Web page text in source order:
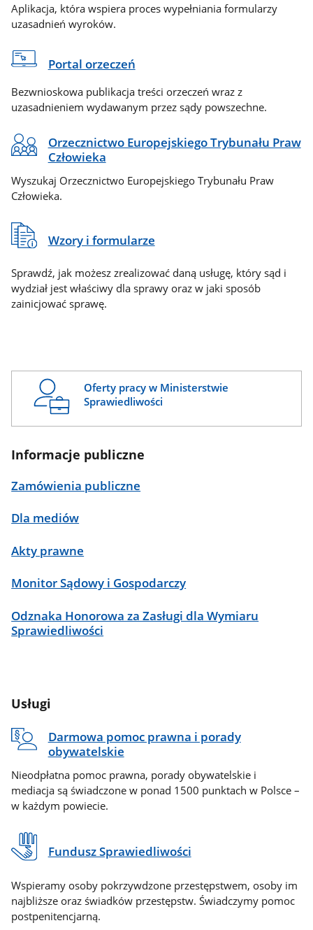
Aplikacja, która wspiera proces wypełniania formularzy
uzasadnień wyroków.
Portal orzeczeń
Bezwnioskowa publikacja treści orzeczeń wraz z
uzasadnieniem wydawanym przez sądy powszechne.
Orzecznictwo Europejskiego Trybunału Praw
Człowieka
Wyszukaj Orzecznictwo Europejskiego Trybunału Praw
Człowieka.
Wzory i formularze
Sprawdź, jak możesz zrealizować daną usługę, który sąd i
wydział jest właściwy dla sprawy oraz w jaki sposób
zainicjować sprawę.
Oferty pracy w Ministerstwie
Sprawiedliwości
Informacje publiczne
Zamówienia publiczne
Dla mediów
Akty prawne
Monitor Sądowy i Gospodarczy
Odznaka Honorowa za Zasługi dla Wymiaru
Sprawiedliwości
Usługi
Darmowa pomoc prawna i porady
obywatelskie
Nieodpłatna pomoc prawna, porady obywatelskie i
mediacja są świadczone w ponad 1500 punktach w Polsce –
w każdym powiecie.
Fundusz Sprawiedliwości
Wspieramy osoby pokrzywdzone przestępstwem, osoby im
najbliższe oraz świadków przestępstw. Świadczymy pomoc
postpenitencjarną.